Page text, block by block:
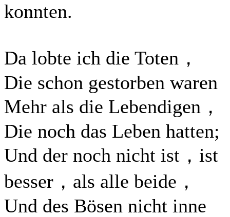
konnten.
Da lobte ich die Toten，
Die schon gestorben waren
Mehr als die Lebendigen，
Die noch das Leben hatten;
Und der noch nicht ist，ist
besser，als alle beide，
Und des Bösen nicht inne